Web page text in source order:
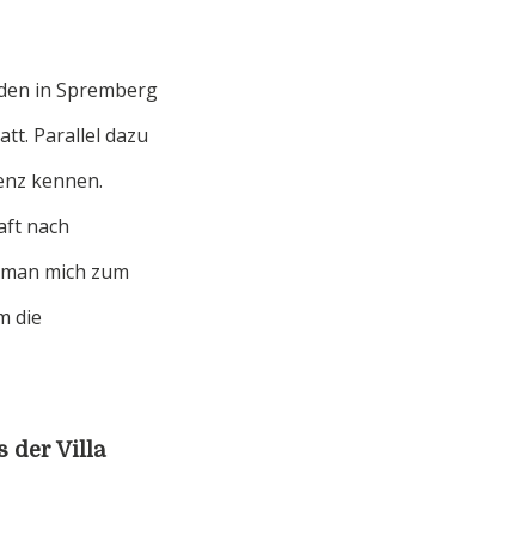
in Spremberg
Parallel dazu
kennen.
nach
mich zum
die
der Villa